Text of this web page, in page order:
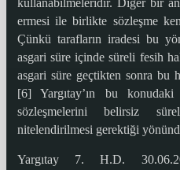
ermesi ile birlikte sözleşme
Çünkü tarafların iradesi bu
asgari süre içinde süreli fesih
asgari süre geçtikten sonra bu
[6] Yargıtay’ın bu
sözleşmelerini belirsiz
nitelendirilmesi gerektiği
Yargıtay 7. H.D.